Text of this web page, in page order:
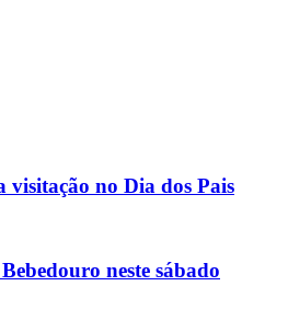
visitação no Dia dos Pais
neste sábado